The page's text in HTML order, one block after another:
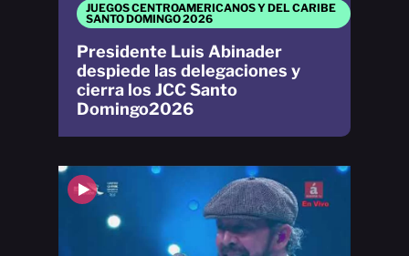
JUEGOS CENTROAMERICANOS Y DEL CARIBE
SANTO DOMINGO 2026
Presidente Luis Abinader
despiede las delegaciones y
cierra los JCC Santo
Domingo2026